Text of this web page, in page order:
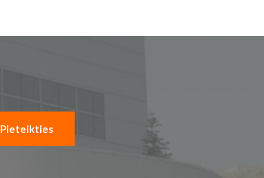
Pieteikties